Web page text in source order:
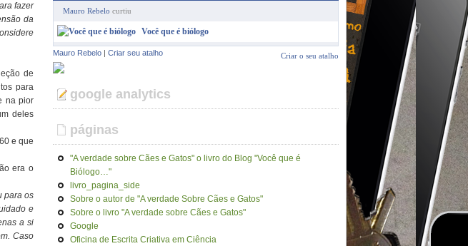
fazer
da
de
para
na pior
deles
e que
era o
para os
e
a si
Caso
Mauro Rebelo curtiu
Você que é biólogo
Criar o seu atalho
Mauro Rebelo | Criar seu atalho
google analytics
páginas
"A verdade sobre Cães e Gatos" o livro do Blog "Você que é
Biólogo…"
livro_pagina_side
Sobre o autor de "A verdade Sobre Cães e Gatos"
Sobre o livro "A verdade sobre Cães e Gatos"
Google
Oficina de Escrita Criativa em Ciência